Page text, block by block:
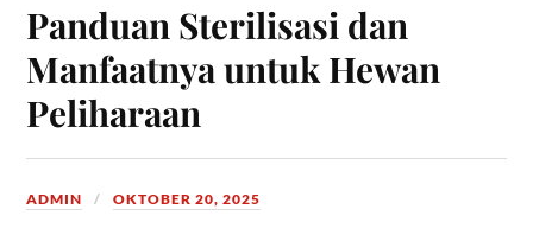
Panduan Sterilisasi dan
Manfaatnya untuk Hewan
Peliharaan
ADMIN OKTOBER 20, 2025